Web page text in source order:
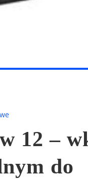
12 –
do